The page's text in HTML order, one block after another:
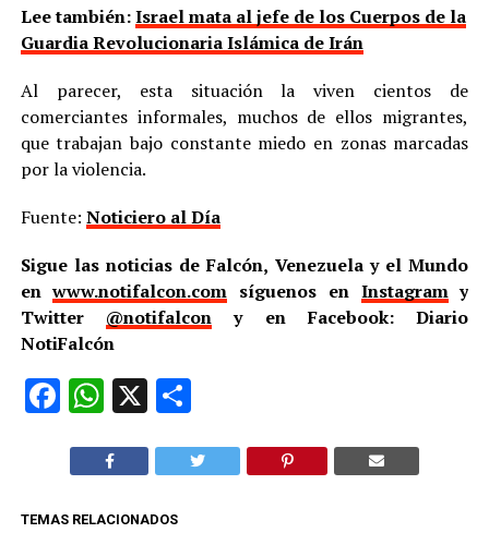
Lee también:Israel mata al jefe de los Cuerpos de la
Guardia Revolucionaria Islámica de Irán
Al parecer, esta situación la viven cientos de
comerciantes informales, muchos de ellos migrantes,
que trabajan bajo constante miedo en zonas marcadas
por la violencia.
Fuente: Noticiero al Día
Sigue las noticias de Falcón, Venezuela y el Mundo
enwww.notifalcon.com síguenos en Instagramy
Twitter @notifalcon y en Facebook: Diario
NotiFalcón
Facebook
WhatsApp
X Compartir
TEMAS RELACIONADOS